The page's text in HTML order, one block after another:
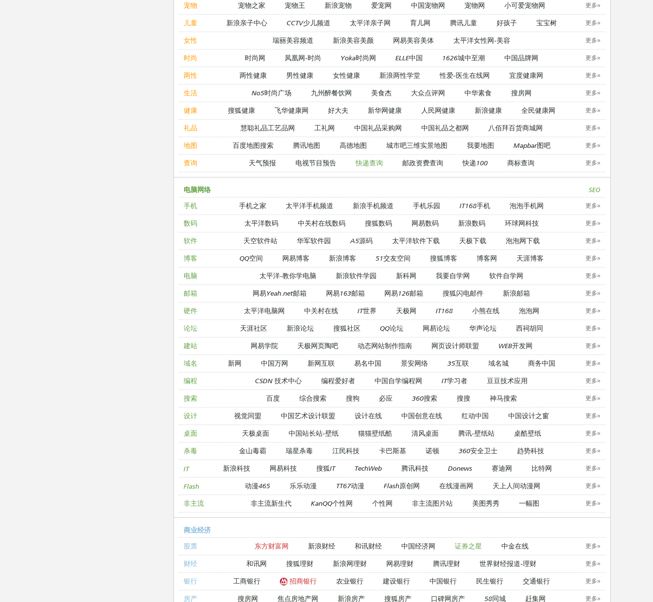
宠物 宠物之家 宠物王 新浪宠物 爱宠网 中国宠物网 宠物网 ​小可爱宠物网 更多»
儿童 新浪亲子中心 CCTV少儿频道 太平洋亲子网 育儿网 腾讯儿童 好孩子 宝宝树 更多»
女性 瑞丽美容频道 新浪美容美颜 网易美容美体 太平洋女性网-美容 更多»
时尚 时尚网 凤凰网-时尚 Yoka时尚网 ELLE中国 1626城中至潮 中国品牌网 更多»
两性 两性健康 男性健康 女性健康 新浪两性学堂 性爱-医生在线网 宜度健康网 更多»
生活 No5时尚广场 九州醉餐饮网 美食杰 大众点评网 中华素食 搜房网 更多»
健康 搜狐健康 飞华健康网 好大夫 新华网健康 人民网健康 新浪健康 全民健康网 更多»
礼品 慧聪礼品工艺品网 工礼网 中国礼品采购网 中国礼品之都网 八佰拜百货商城网 更多»
地图 百度地图搜索 腾讯地图 高德地图 城市吧三维实景地图 我要地图 Mapbar图吧 更多»
查询 天气预报 电视节目预告 快递查询 邮政资费查询 快递100 商标查询 更多»
SEO
电脑网络
手机
手机之家 太平洋手机频道 新浪手机频道 手机乐园 IT168手机 泡泡手机网 更多»
数码 太平洋数码 中关村在线数码 搜狐数码 网易数码 新浪数码 环球网科技 更多»
软件 天空软件站 华军软件园 A5源码 太平洋软件下载 天极下载 泡泡网下载 更多»
博客 QQ空间 网易博客 新浪博客 51交友空间 搜狐博客 博客网 天涯博客 更多»
电脑 太平洋-教你学电脑 新浪软件学园 新科网 我要自学网 软件自学网 更多»
邮箱 网易Yeah.net邮箱 网易163邮箱 网易126邮箱 搜狐闪电邮件 新浪邮箱 更多»
硬件 太平洋电脑网 中关村在线 IT世界 天极网 IT168 小熊在线 泡泡网 更多»
论坛 天涯社区 新浪论坛 搜狐社区 QQ论坛 网易论坛 华声论坛 西祠胡同 更多»
建站 网易学院 天极网页陶吧 动态网站制作指南 网页设计师联盟 WEB开发网 更多»
域名 新网 中国万网 新网互联 易名中国 景安网络 35互联 域名城 商务中国 更多»
编程 CSDN 技术中心 编程爱好者 中国自学编程网 IT学习者 豆豆技术应用 更多»
搜索 百度 综合搜索 搜狗 必应 360搜索 搜搜 神马搜索 更多»
设计 视觉同盟 中国艺术设计联盟 设计在线 中国创意在线 红动中国 中国设计之窗 更多»
桌面 天极桌面 中国站长站-壁纸 猫猫壁纸酷 清风桌面 腾讯-壁纸站 桌酷壁纸 更多»
杀毒 金山毒霸 瑞星杀毒 江民科技 卡巴斯基 诺顿 360安全卫士 趋势科技 更多»
IT 新浪科技 网易科技 搜狐IT TechWeb 腾讯科技 Donews 赛迪网 比特网 更多»
Flash 动漫465 乐乐动漫 TT67动漫 Flash原创网 在线漫画网 天上人间动漫网 更多»
非主流 非主流新生代 KanQQ个性网 个性网 非主流图片站 美图秀秀 一幅图 更多»
商业经济
股票
东方财富网 新浪财经 和讯财经 中国经济网 证券之星 中金在线 更多»
财经 和讯网 搜狐理财 新浪网理财 网易理财 腾讯理财 世界财经报道-理财 更多»
银行 工商银行 招商银行 农业银行 建设银行 中国银行 民生银行 交通银行 更多»
房产 搜房网 焦点房地产网 新浪房产 搜狐房产 口碑网房产 58同城 赶集网 更多»